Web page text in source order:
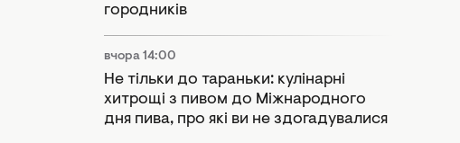
городників
вчора 14:00
Не тільки до тараньки: кулінарні
хитрощі з пивом до Міжнародного
дня пива, про які ви не здогадувалися